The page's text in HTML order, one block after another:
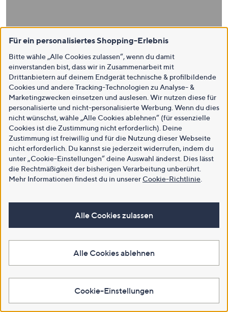
Für ein personalisiertes Shopping-Erlebnis
Bitte wähle „Alle Cookies zulassen“, wenn du damit
einverstanden bist, dass wir in Zusammenarbeit mit
Drittanbietern auf deinem Endgerät technische & profilbildende
Cookies und andere Tracking-Technologien zu Analyse- &
Marketingzwecken einsetzen und auslesen. Wir nutzen diese für
personalisierte und nicht-personalisierte Werbung. Wenn du dies
nicht wünschst, wähle „Alle Cookies ablehnen“ (für essenzielle
Cookies ist die Zustimmung nicht erforderlich). Deine
Zustimmung ist freiwillig und für die Nutzung dieser Webseite
nicht erforderlich. Du kannst sie jederzeit widerrufen, indem du
unter „Cookie-Einstellungen“ deine Auswahl änderst. Dies lässt
die Rechtmäßigkeit der bisherigen Verarbeitung unberührt.
Mehr Informationen findest du in unsererCookie-Richtlinie
Alle Cookies zulassen
Alle Cookies ablehnen
Cookie-Einstellungen